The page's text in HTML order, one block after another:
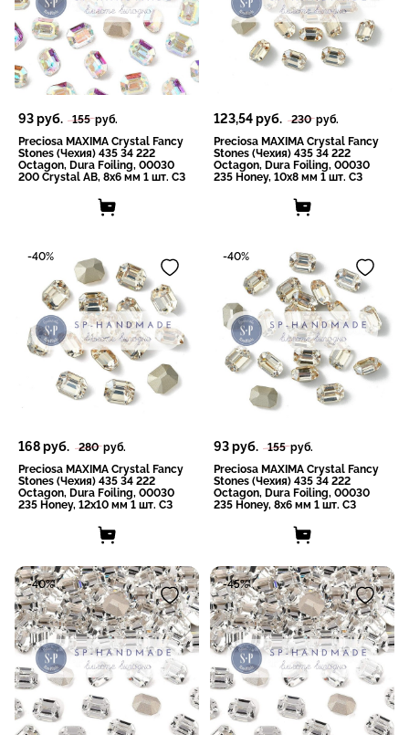
93руб. 155руб.
Preciosa MAXIMA Crystal Fancy
Stones (Чехия) 435 34 222
Octagon, Dura Foiling, 00030
200 Crystal AB, 8x6 мм 1 шт. СЗ
123,54руб. 230руб.
Preciosa MAXIMA Crystal Fancy
Stones (Чехия) 435 34 222
Octagon, Dura Foiling, 00030
235 Honey, 10x8 мм 1 шт. СЗ
168руб. 280руб.
Preciosa MAXIMA Crystal Fancy
Stones (Чехия) 435 34 222
Octagon, Dura Foiling, 00030
235 Honey, 12x10 мм 1 шт. СЗ
-40%
93руб. 155руб.
Preciosa MAXIMA Crystal Fancy
Stones (Чехия) 435 34 222
Octagon, Dura Foiling, 00030
235 Honey, 8x6 мм 1 шт. СЗ
-40%
-40% -45%